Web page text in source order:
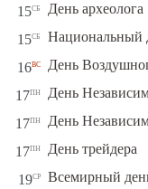
15сб День археолога
15сб Национальный
16вс День
17пн День
17пн День
17пн День трейдера
19ср Всемирный